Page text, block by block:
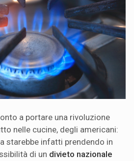
a portare una rivoluzione
nelle cucine, degli americani:
starebbe infatti prendendo in
di un divieto nazionale